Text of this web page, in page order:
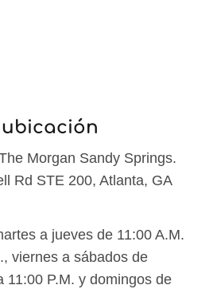
Morgan Sandy Springs.
Rd STE 200, Atlanta, GA
a jueves de 11:00 A.M.
viernes a sábados de
11:00 P.M. y domingos de